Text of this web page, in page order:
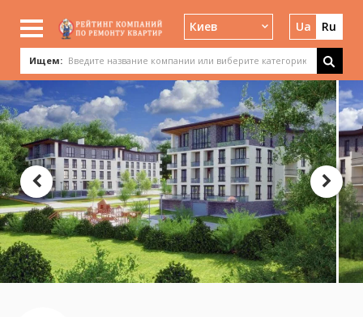
Киев Ua Ru
Ищем: